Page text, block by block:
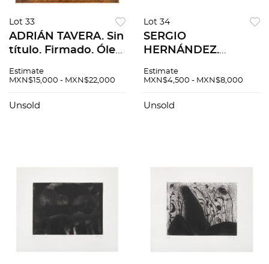
Lot 33
ADRIÁN TAVERA. Sin
título. Firmado. Óleo
95 cm
Estimate
MXN$15,000 - MXN$22,000
Unsold
Lot 34
SERGIO
HERNÁNDEZ.
Grabado al
x 26 cm imagen / 38
Estimate
MXN$4,500 - MXN$8,000
Unsold